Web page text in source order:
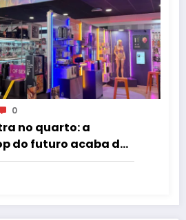
0
no quarto: a
do futuro acaba de